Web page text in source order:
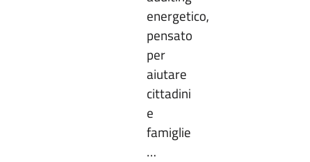
energetico,
pensato
per
aiutare
cittadini
e
famiglie
…